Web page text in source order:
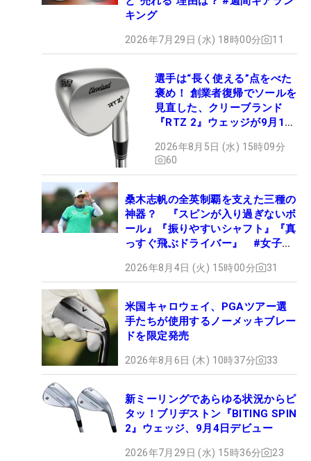
キング
2026年7月29日 (水) 18時00分 11
選手は“長く使える”点をべた
褒め！ 創業者復帰でソールを
見直した、クリーブランド
『RTZ 2』ウェッジが9月12
2026年8月5日 (水) 15時09分
60
桑木志帆の全英制覇を支えた三種の
神器？ 『スピンが入り過ぎないボ
ール』『振りやすいシャフト』『真
っすぐ飛ぶドライバー』 #女子プ
2026年8月4日 (火) 15時00分 31
米国キャロウェイ、PGAツアー選
手たちが使用するノーメッキブレー
ドを限定発売
2026年8月6日 (木) 10時37分 33
新ミーリングであらゆる状況からピ
タッ！ブリヂストン『BITING SPIN
2』ウェッジ、9月4日デビュー
2026年7月29日 (水) 15時36分 23